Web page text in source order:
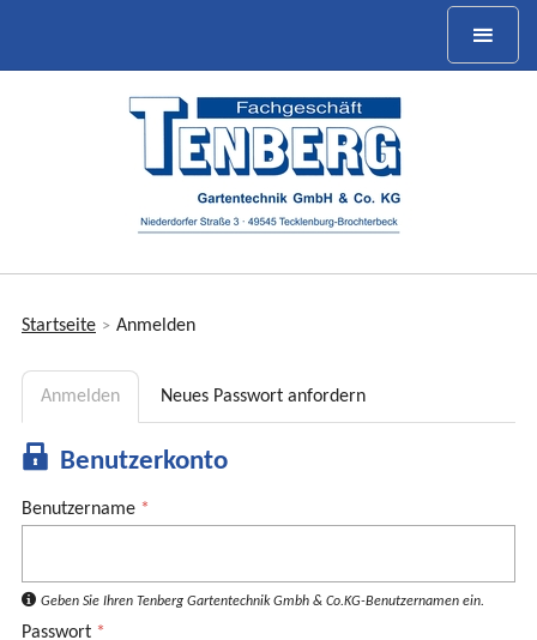
sind
hier
Startseite > Anmelden
u
t
R
e
Anmelden
k
i
v
r
R
Neues Passwort anfordern
Benutzerkonto
Benutzername *
Geben Sie Ihren Tenberg Gartentechnik Gmbh & Co.KG-Benutzernamen ein.
Passwort *